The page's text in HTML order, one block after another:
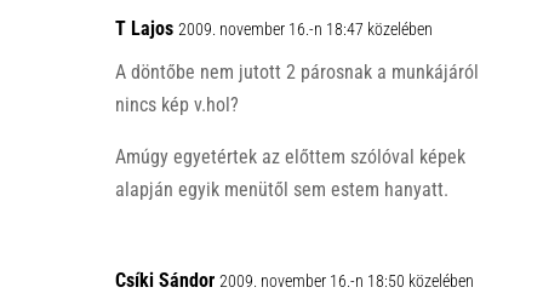
T Lajos 2009. november 16.-n 18:47 közelében
A döntőbe nem jutott 2 párosnak a munkájáról
nincs kép v.hol?
Amúgy egyetértek az előttem szólóval képek
alapján egyik menütől sem estem hanyatt.
Csíki Sándor 2009. november 16.-n 18:50 közelében